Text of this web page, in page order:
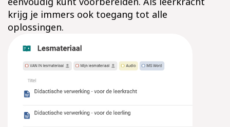
krijg je immers ook toegang tot alle
oplossingen.